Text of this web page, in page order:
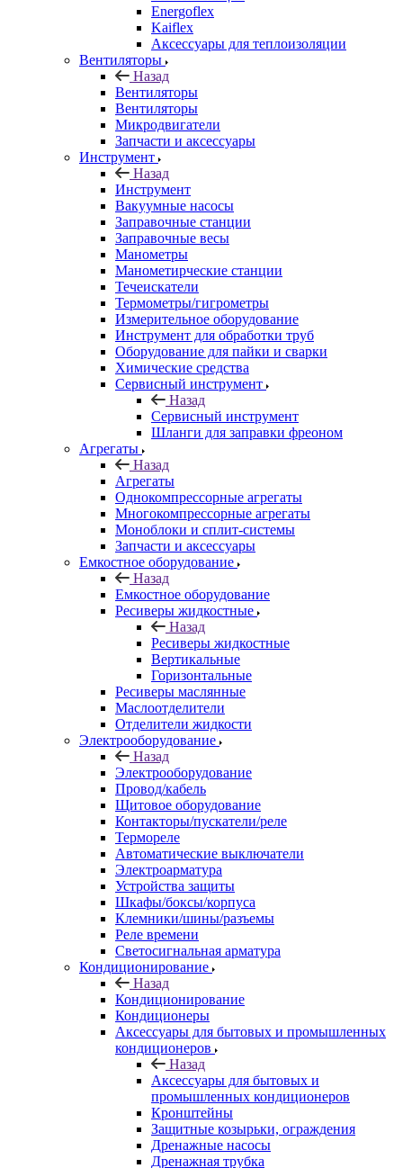
Energoflex
Kaiflex
Аксессуары для теплоизоляции
Вентиляторы
Назад
Вентиляторы
Вентиляторы
Микродвигатели
Запчасти и аксессуары
Инструмент
Назад
Инструмент
Вакуумные насосы
Заправочные станции
Заправочные весы
Манометры
Манометирческие станции
Течеискатели
Термометры/гигрометры
Измерительное оборудование
Инструмент для обработки труб
Оборудование для пайки и сварки
Химические средства
Сервисный инструмент
Назад
Сервисный инструмент
Шланги для заправки фреоном
Агрегаты
Назад
Агрегаты
Однокомпрессорные агрегаты
Многокомпрессорные агрегаты
Моноблоки и сплит-системы
Запчасти и аксессуары
Емкостное оборудование
Назад
Емкостное оборудование
Ресиверы жидкостные
Назад
Ресиверы жидкостные
Вертикальные
Горизонтальные
Ресиверы маслянные
Маслоотделители
Отделители жидкости
Электрооборудование
Назад
Электрооборудование
Провод/кабель
Щитовое оборудование
Контакторы/пускатели/реле
Термореле
Автоматические выключатели
Электроарматура
Устройства защиты
Шкафы/боксы/корпуса
Клемники/шины/разъемы
Реле времени
Светосигнальная арматура
Кондиционирование
Назад
Кондиционирование
Кондиционеры
Аксессуары для бытовых и промышленных
кондиционеров
Назад
Аксессуары для бытовых и
промышленных кондиционеров
Кронштейны
Защитные козырьки, ограждения
Дренажные насосы
Дренажная трубка